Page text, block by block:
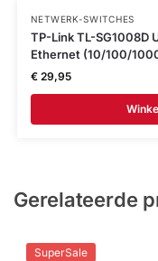
NETWERK-SWITCHES
TP-Link TL-SG1008D
Ethernet (10/100/
€29,95
Gerelateerde
SuperSale